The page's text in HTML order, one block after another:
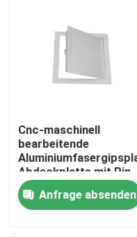
Cnc-maschinell
bearbeitende
Abdeckplatte mit Pin
Hinge
Anfrage absenden